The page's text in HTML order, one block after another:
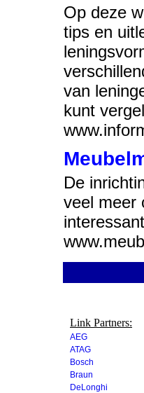
Op deze
tips en
van
kunt
De
veel meer
Link Partners:
AEG
ATAG
Bosch
Braun
DeLonghi